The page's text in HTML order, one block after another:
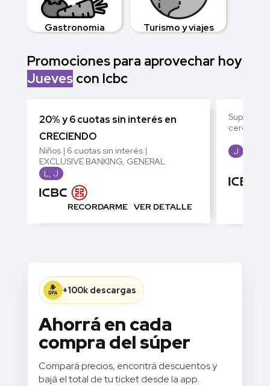
Gastronomia Turismo y viajes
Promociones para aprovechar hoy
Juevescon Icbc
20% y 6 cuotas sin interés en
CRECIENDO
Niños | 6 cuotas sin interés |
EXCLUSIVE BANKING, GENERAL
L, J
RECORDARME VER DETALLE
cercania |
J
+100k descargas
Ahorrá en cada
compra del súper
Compará precios, encontrá descuentos y
bajá el total de tu ticket desde la app.